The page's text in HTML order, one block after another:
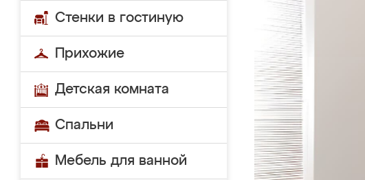
Стенки в гостиную
Прихожие
Детская комната
Спальни
Мебель для ванной